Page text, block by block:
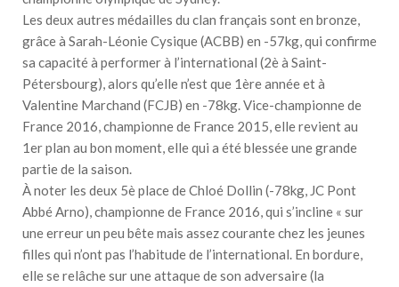
Les deux autres médailles du clan français sont en bronze,
grâce à Sarah-Léonie Cysique (ACBB) en -57kg, qui confirme
sa capacité à performer à l’international (2è à Saint-
Pétersbourg), alors qu’elle n’est que 1ère année et à
Valentine Marchand (FCJB) en -78kg. Vice-championne de
France 2016, championne de France 2015, elle revient au
1er plan au bon moment, elle qui a été blessée une grande
partie de la saison.
À noter les deux 5è place de Chloé Dollin (-78kg, JC Pont
Abbé Arno), championne de France 2016, qui s’incline « sur
une erreur un peu bête mais assez courante chez les jeunes
filles qui n’ont pas l’habitude de l’international. En bordure,
elle se relâche sur une attaque de son adversaire (la